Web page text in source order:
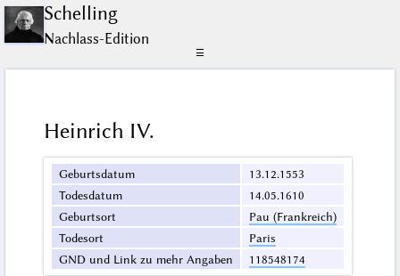
Schelling
Nachlass-Edition
☰
Heinrich IV.
Geburtsdatum
13.12.1553
Todesdatum
14.05.1610
Geburtsort
Pau (Frankreich)
Todesort
Paris
GND und Link zu mehr Angaben
118548174